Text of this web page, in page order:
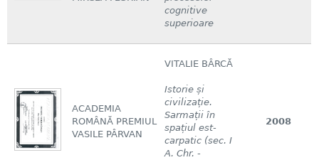
cognitive
superioare
ACADEMIA
ROMÂNĂ PREMIUL
VASILE PÂRVAN
VITALIE BÂRCĂ
Istorie și
civilizație.
Sarmații în
spațiul est-
carpatic (sec. I
A. Chr. -
2008